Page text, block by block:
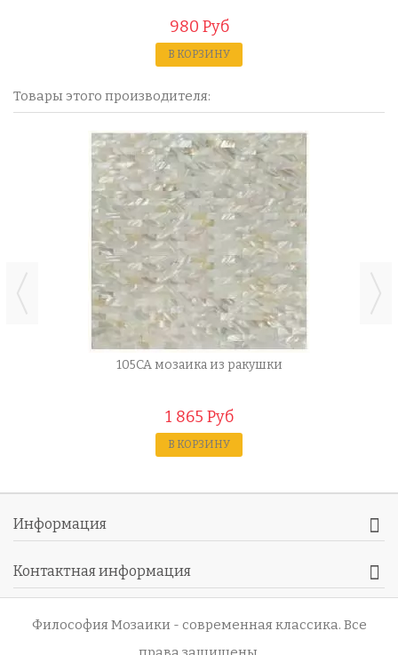
980 Руб
В КОРЗИНУ
Товары этого производителя:
105CA мозаика из ракушки
1 865 Руб
В КОРЗИНУ
Информация
Контактная информация
Философия Мозаики - современная классика. Все